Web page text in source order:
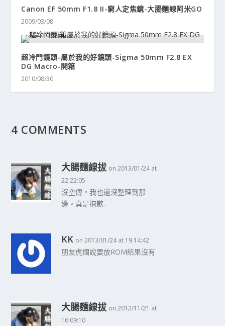
Canon EF 50mm F1.8 II-窮人定焦鏡-大腸麵線阿米GO
2009/03/08
超冷門鏡頭-屬於我的好鏡頭-Sigma 50mm F2.8 EX
DG Macro-開箱
2010/08/30
4 COMMENTS
大腸麵線拔 on 2013/01/24 at
22:22:05
沒空傳。我也還沒整理到那
邊。真是抱歉.
KK on 2013/01/24 at 19:14:42
朋友虎爛說要放ROM結果沒有
大腸麵線拔 on 2012/11/21 at
16:09:10